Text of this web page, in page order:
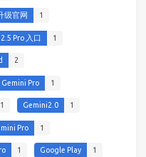
级官网 1
Pro 入口 1
2
Gemini Pro 1
1 Gemini2.0 1
Pro 1
1 Google Play 1